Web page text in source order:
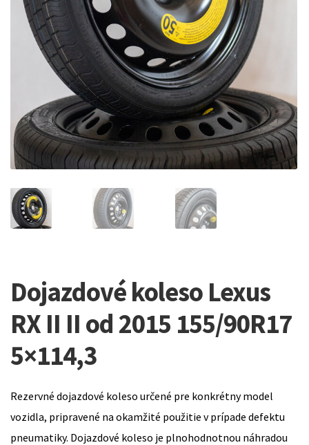
Dojazdové koleso Lexus
RX II II od 2015 155/90R17
5×114,3
Rezervné dojazdové koleso určené pre konkrétny model
vozidla, pripravené na okamžité použitie v prípade defektu
pneumatiky. Dojazdové koleso je plnohodnotnou náhradou